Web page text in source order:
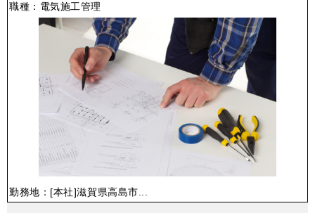
職種：電気施工管理
勤務地：[本社]滋賀県高島市...